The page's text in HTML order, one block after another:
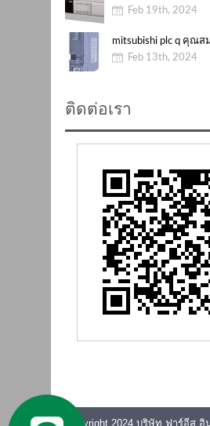
Feb 19th, 2024
mitsubishi plc q คุณส
Feb 13th, 2024
ติดต่อเรา
Copyright 2024 บริษัท ฟาร์อีส